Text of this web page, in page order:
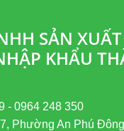
SẢN
KHẨU
- 0964 248 350
Phường An Phú